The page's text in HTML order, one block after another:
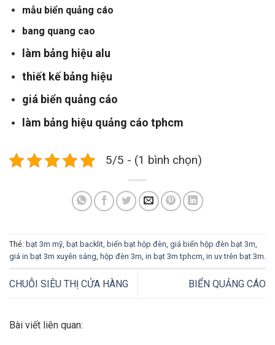
mẫu biển quảng cáo
bang quang cao
làm bảng hiệu alu
thiết kế bảng hiệu
giá biển quảng cáo
làm bảng hiệu quảng cáo tphcm
5/5 - (1 bình chọn)
Thẻ: bạt 3m mỹ, bạt backlit, biển bạt hộp đèn, giá biển hộp đèn bạt 3m,
giá in bạt 3m xuyên sáng, hộp đèn 3m, in bạt 3m tphcm, in uv trên bạt 3m.
CHUỖI SIÊU THỊ CỬA HÀNG BIỂN QUẢNG CÁO
Bài viết liên quan: